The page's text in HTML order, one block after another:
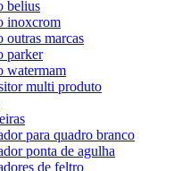
belius
inoxcrom
outras marcas
parker
watermam
multi produto
para quadro branco
ponta de agulha
de feltro